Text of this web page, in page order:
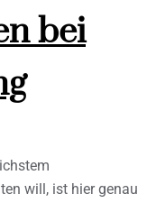
bei
will, ist hier genau